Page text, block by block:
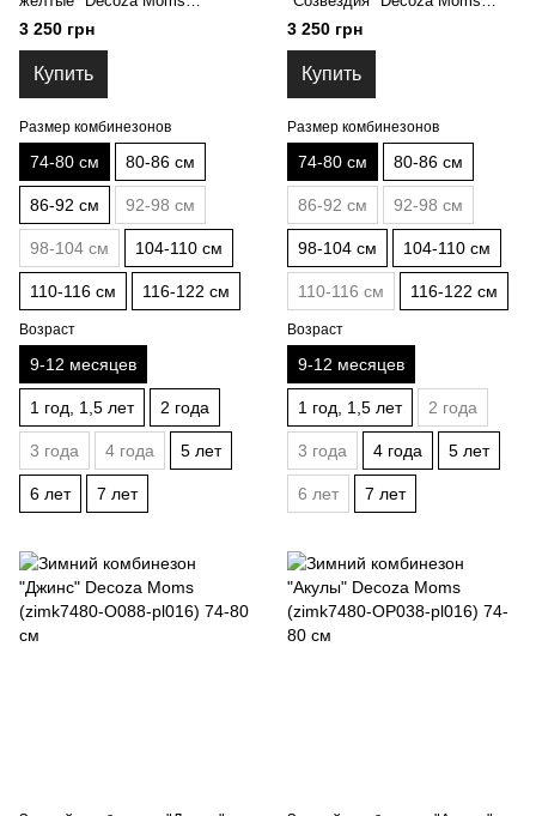
(zimk7480-OP001-pl016) 74-80
3 250 грн
Купить
Размер комбинезонов
74-80 см 80-86 см
86-92 см 92-98 см
98-104 см 104-110 см
110-116 см 116-122 см
Возраст
9-12 месяцев
1 год, 1,5 лет 2 года
3 года 4 года 5 лет
6 лет 7 лет
(zimk7480-OP014-pl016) 74-80
3 250 грн
Купить
Размер комбинезонов
74-80 см 80-86 см
86-92 см 92-98 см
98-104 см 104-110 см
110-116 см 116-122 см
Возраст
9-12 месяцев
1 год, 1,5 лет 2 года
3 года 4 года 5 лет
6 лет 7 лет